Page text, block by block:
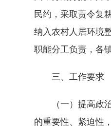
民约，采取责令复
纳入农村人居环境
职能分工负责，各
三、工作要求
（一）提高政治
的重要性、紧迫性